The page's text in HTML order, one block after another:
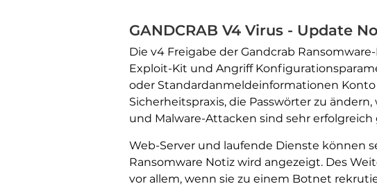
GANDCRAB V4 Virus - Update
Die v4 Freigabe der Gandcrab
Exploit-Kit und Angriff
oder Standardanmeldeinformationen
Sicherheitspraxis, die Passwörter zu
und Malware-Attacken sind sehr
Web-Server und laufende Dienste können
Ransomware Notiz wird angezeigt. Des
vor allem, wenn sie zu einem Botnet